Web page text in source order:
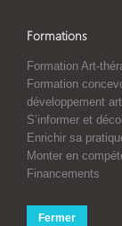
Formations
Formation Art-
Formation
développement
S’informer et
Enrichir sa
Monter en
Financements
Fermer